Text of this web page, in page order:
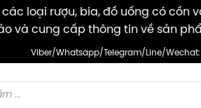
loại rượu, bia, đồ uống có
và cung cấp thông tin về sản
Viber/Whatsapp/Telegram/Line/